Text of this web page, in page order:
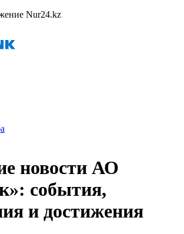
Nur24.kz
новости АО
события,
и достижения